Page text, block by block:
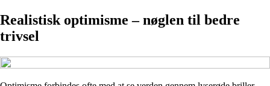
Realistisk optimisme – nøglen til bedre
trivsel